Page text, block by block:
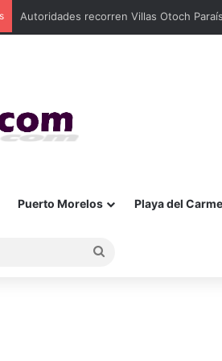
Autoridades recorren Villas Otoch
Puerto Morelos Playa del